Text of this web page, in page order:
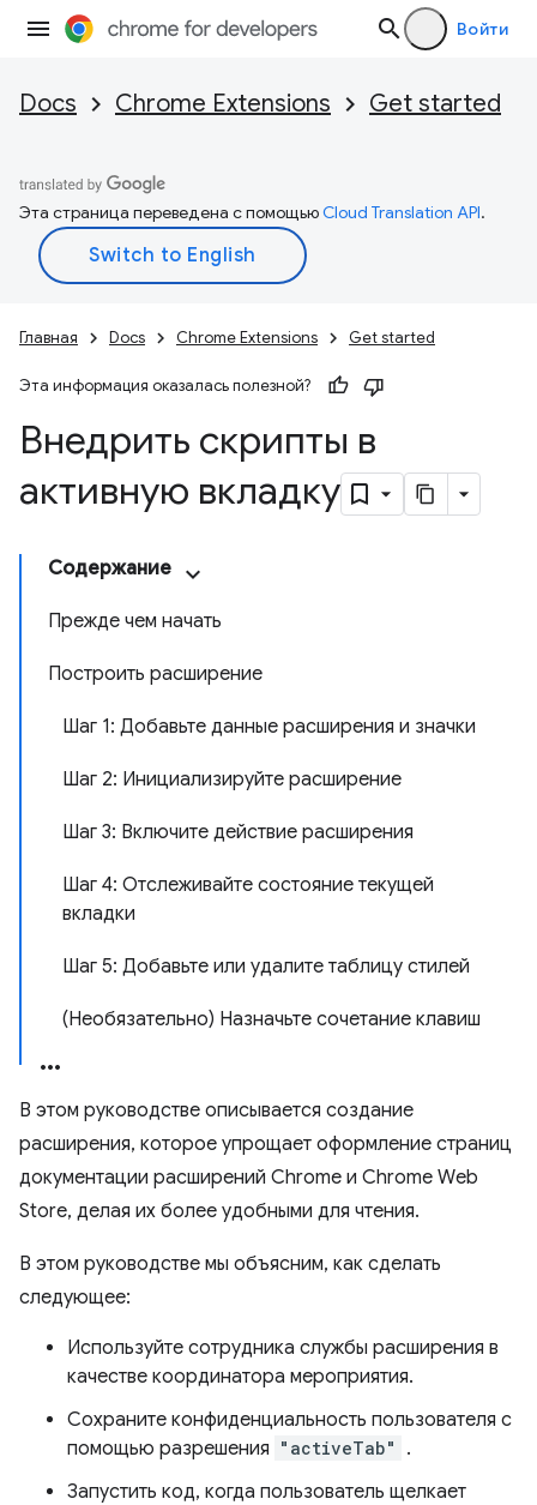
Войти
Docs Chrome Extensions Get started
Эта страница переведена с помощьюCloud Translation API.
Главная Docs Chrome Extensions Get started
Эта информация оказалась полезной?
Внедрить скрипты в
активную вкладку
Содержание
Прежде чем начать
Построить расширение
Шаг 1: Добавьте данные расширения и значки
Шаг 2: Инициализируйте расширение
Шаг 3: Включите действие расширения
Шаг 4: Отслеживайте состояние текущей
вкладки
Шаг 5: Добавьте или удалите таблицу стилей
(Необязательно) Назначьте сочетание клавиш
В этом руководстве описывается создание
расширения, которое упрощает оформление страниц
документации расширений Chrome и Chrome Web
Store, делая их более удобными для чтения.
В этом руководстве мы объясним, как сделать
следующее:
Используйте сотрудника службы расширения в
качестве координатора мероприятия.
Сохраните конфиденциальность пользователя с
помощью разрешения "activeTab"
.
Запустить код, когда пользователь щелкает